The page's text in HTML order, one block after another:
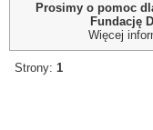
Prosimy o pomoc
Fundację
Więcej
Strony: 1